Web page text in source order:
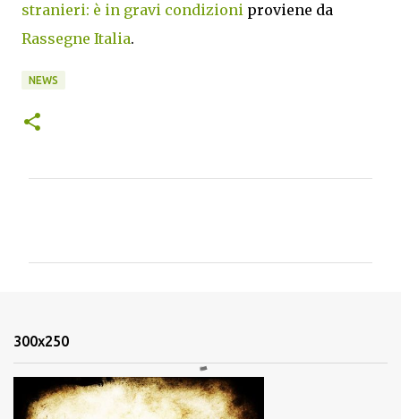
stranieri: è in gravi condizioni proviene da
Rassegne Italia.
NEWS
n
i
300x250